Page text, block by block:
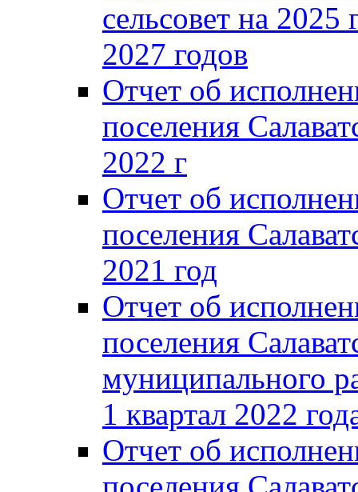
сельсовет на
2027 годов
Отчет об
поселения
2022 г
Отчет об
поселения
2021 год
Отчет об
поселения
муниципального
1 квартал 2022
Отчет об